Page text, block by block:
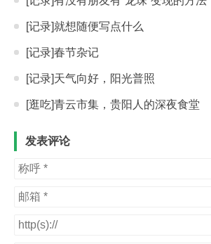
[记录]就想随便写点什么
[记录]春节杂记
[记录]天气向好，阳光普照
[逛吃]青云市集，贵阳人的深夜食堂
发表评论